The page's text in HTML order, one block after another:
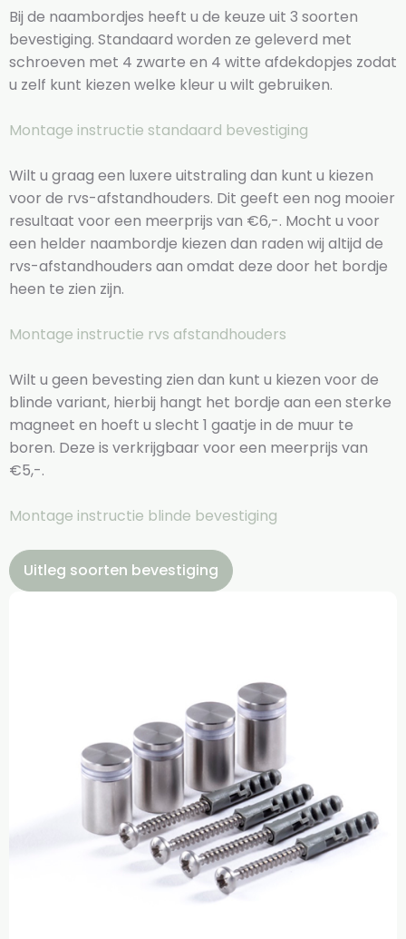
Bij de naambordjes heeft u de keuze uit 3 soorten
bevestiging. Standaard worden ze geleverd met
schroeven met 4 zwarte en 4 witte afdekdopjes zodat
u zelf kunt kiezen welke kleur u wilt gebruiken.
Montage instructie standaard bevestiging
Wilt u graag een luxere uitstraling dan kunt u kiezen
voor de rvs-afstandhouders. Dit geeft een nog mooier
resultaat voor een meerprijs van €6,-. Mocht u voor
een helder naambordje kiezen dan raden wij altijd de
rvs-afstandhouders aan omdat deze door het bordje
heen te zien zijn.
Montage instructie rvs afstandhouders
Wilt u geen bevesting zien dan kunt u kiezen voor de
blinde variant, hierbij hangt het bordje aan een sterke
magneet en hoeft u slecht 1 gaatje in de muur te
boren. Deze is verkrijgbaar voor een meerprijs van
€5,-.
Montage instructie blinde bevestiging
Uitleg soorten bevestiging